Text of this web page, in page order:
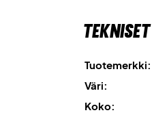
Tämä Adidaksen toppi ylläsi
korkealaatuisesta
joka on kehitetty merestä
Tuotemerkki:
Väri:
Koko: